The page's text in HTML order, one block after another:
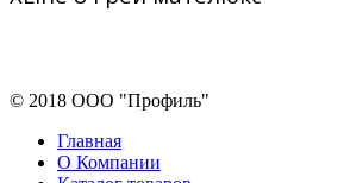
© 2018 ООО "Профиль"
Главная
О Компании